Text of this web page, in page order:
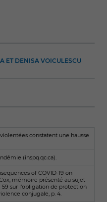
ET DENISA VOICULESCU
constatent une hausse
(inspq.qc.ca)
of COVID-19 on
mémoire présenté au sujet
sur l’obligation de protection
conjugale, p. 4.